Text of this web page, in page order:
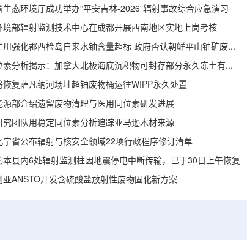
生态环境厅成功举办“平安吉林-2026”辐射事故综合应急演习
境部辐射监测技术中心在成都开展西南地区实地上岗考核
韩国仁川强化郡西检岛自来水铀含量超标 政府否认朝鲜平山铀矿废水影响
碳同位素分析揭示：加拿大北极海底沉积物可封存部分永久冻土有机碳
恢复萨凡纳河场址超铀废物桶运往WIPP永久处置
源部介绍遗留废物清理与医用同位素研发进展
究团队用稳定同位素分析追踪亚马逊木材来源
宁省公布辐射与核安全领域22项行政程序修订清单
本县内6处辐射监测柱因地震停电中断传输，已于30日上午恢复
亚ANSTO开发含硫酸盐放射性废物固化新方案